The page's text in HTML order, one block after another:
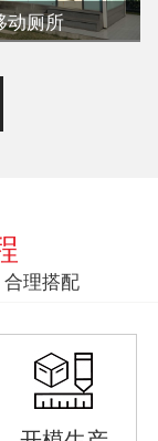
动厕所
理搭配